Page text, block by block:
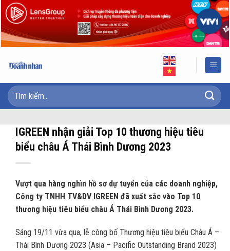
Skip
to
content
IGREEN nhận giải Top 10 thương hiệu tiêu
biểu châu Á Thái Bình Dương 2023
Vượt qua hàng nghìn hồ sơ dự tuyển của các doanh nghiệp,
Công ty TNHH TV&DV IGREEN đã xuất sắc vào Top 10
thương hiệu tiêu biểu châu Á Thái Bình Dương 2023.
Sáng 19/11 vừa qua, lễ công bố Thương hiệu tiêu biểu Châu Á –
Thái Bình Dương 2023 (Asia – Pacific Outstanding Brand 2023)